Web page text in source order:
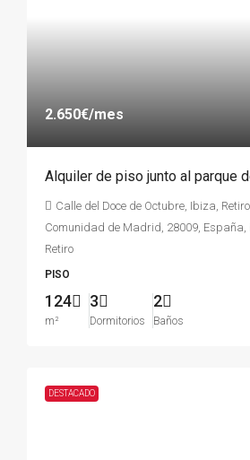
2.650€/mes
Alquiler de piso junto al parque
Calle del Doce de Octubre, Ibiza,
Comunidad de Madrid, 28009,
Retiro
PISO
124
m²
3
Dormitorios
2
Baños
DESTACADO